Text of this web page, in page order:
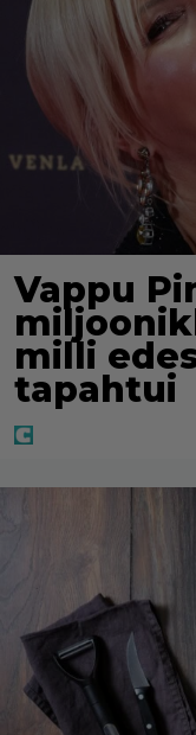
Vappu
milli
tapahtui